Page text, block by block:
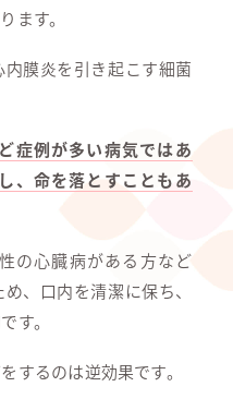
ます。
膜炎を引き起こす細菌
症例が多い病気ではあ
、命を落とすこともあ
の心臓病がある方など
、口内を清潔に保ち、
す。
するのは逆効果です。